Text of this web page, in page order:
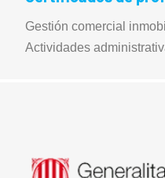
Gestión comercial
Actividades